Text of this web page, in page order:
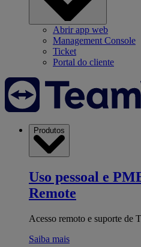
Abrir app web
Management Console
Ticket
Portal do cliente
Produtos
Uso pessoal e
Remote
Acesso remoto e suporte de
Saiba mais